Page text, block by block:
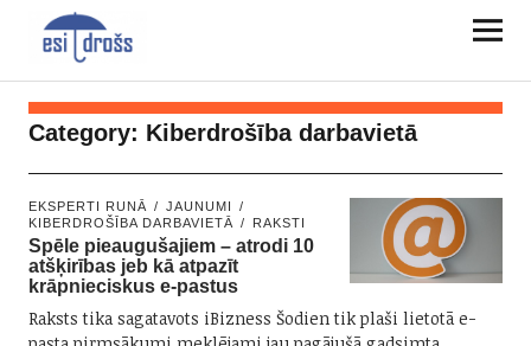
Category: Kiberdrošība darbavietā
EKSPERTI RUNĀ
JAUNUMI
KIBERDROŠĪBA DARBAVIETĀ
RAKSTI
Spēle pieaugušajiem – atrodi 10
atšķirības jeb kā atpazīt
krāpnieciskus e-pastus
Raksts tika sagatavots iBizness Šodien tik plaši lietotā e-